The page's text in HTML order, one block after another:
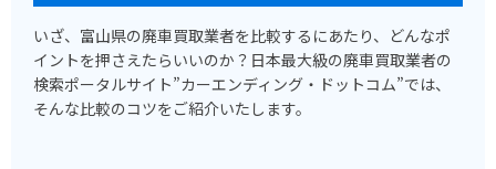
いざ、富山県の廃車買取業者を比較するにあたり、どんなポ
イントを押さえたらいいのか？日本最大級の廃車買取業者の
検索ポータルサイト”カーエンディング・ドットコム”では、
そんな比較のコツをご紹介いたします。